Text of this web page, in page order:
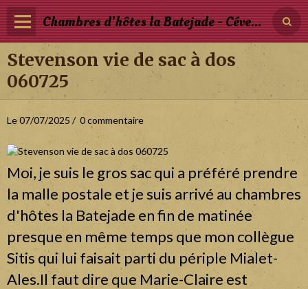
Chambres d’hôtes la Batejade - Cévennes - Occitanie
Page d'accueil
Les Chambres et Tarifs
Réservation
Stevenson vie de sac à dos
060725
Le 07/07/2025 0 commentaire
Moi, je suis le gros sac qui a préféré prendre
la malle postale et je suis arrivé au chambres
d'hôtes la Batejade en fin de matinée
presque en même temps que mon collègue
Sitis qui lui faisait parti du périple Mialet-
Ales.Il faut dire que Marie-Claire est